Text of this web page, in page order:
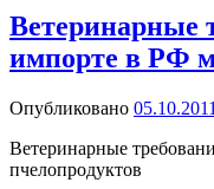
Ветеринарные
импорте в РФ
Опубликовано 05.10.2011
Ветеринарные
пчелопродуктов